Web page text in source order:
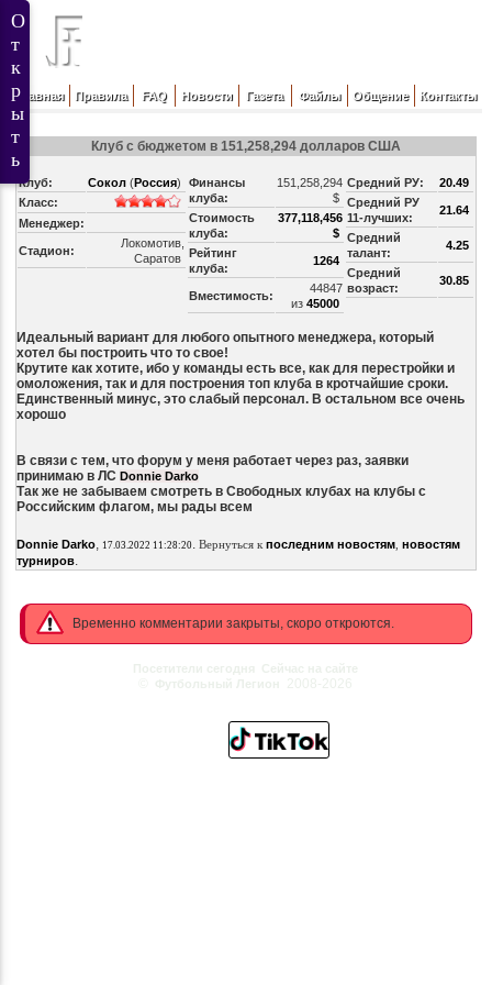
Главная Правила FAQ Новости Газета Файлы Общение Контакты
Клуб с бюджетом в 151,258,294 долларов США
Клуб: Сокол(Россия)
Класс:
Менеджер:
Стадион:
Локомотив,
Саратов
Финансы
клуба:
151,258,294
$
Стоимость
клуба:
377,118,456
$
Рейтинг
клуба:
1264
Вместимость:
44847
из 45000
Средний РУ:
20.49
Средний РУ
11-лучших:
21.64
Средний
талант:
4.25
Средний
возраст:
30.85
Идеальный вариант для любого опытного менеджера, который
хотел бы построить что то свое!
Крутите как хотите, ибо у команды есть все, как для перестройки и
омоложения, так и для построения топ клуба в кротчайшие сроки.
Единственный минус, это слабый персонал. В остальном все очень
хорошо
В связи с тем, что форум у меня работает через раз, заявки
принимаю в ЛС Donnie Darko
Так же не забываем смотреть в Свободных клубах на клубы с
Российским флагом, мы рады всем
Donnie Darko, 17.03.2022 11:28:20. Вернуться к последним новостям, новостям
турниров.
Временно комментарии закрыты, скоро откроются.